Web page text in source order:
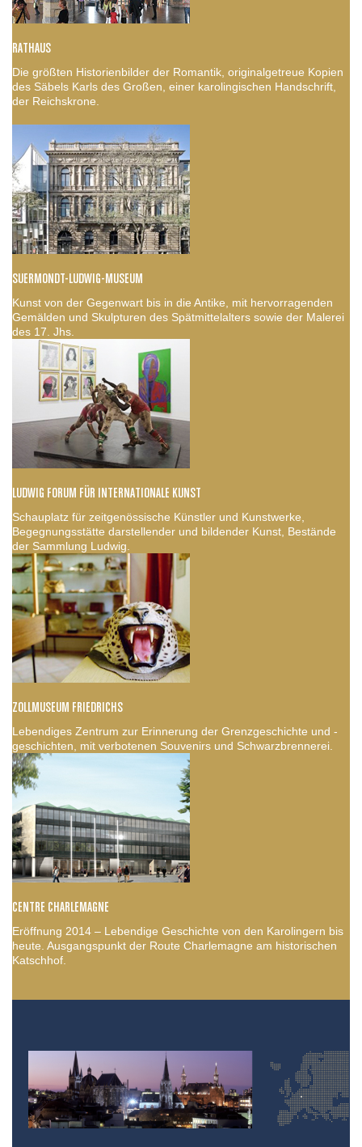
RATHAUS
Die größten Historienbilder der Romantik, originalgetreue Kopien
des Säbels Karls des Großen, einer karolingischen Handschrift,
der Reichskrone.
SUERMONDT-LUDWIG-MUSEUM
Kunst von der Gegenwart bis in die Antike, mit hervorragenden
Gemälden und Skulpturen des Spätmittelalters sowie der Malerei
des 17. Jhs.
LUDWIG FORUM FÜR INTERNATIONALE KUNST
Schauplatz für zeitgenössische Künstler und Kunstwerke,
Begegnungsstätte darstellender und bildender Kunst, Bestände
der Sammlung Ludwig.
ZOLLMUSEUM FRIEDRICHS
Lebendiges Zentrum zur Erinnerung der Grenzgeschichte und -
geschichten, mit verbotenen Souvenirs und Schwarzbrennerei.
CENTRE CHARLEMAGNE
Eröffnung 2014 – Lebendige Geschichte von den Karolingern bis
heute. Ausgangspunkt der Route Charlemagne am historischen
Katschhof.